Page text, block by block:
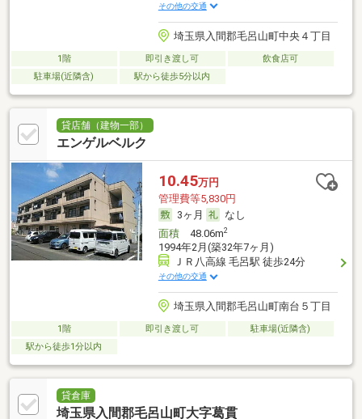
その他の交通
埼玉県入間郡毛呂山町中央４丁目
1階 即引き渡し可
飲食店可
駐車場(近隣含)
駅から徒歩5分以内
貸店舗（建物一部）
エンゲルベルク
10.45万円
管理費等5,830円
3ヶ月
なし
面積48.06m2
1994年2月(築32年7ヶ月)
ＪＲ八高線 毛呂駅 徒歩24分
その他の交通
埼玉県入間郡毛呂山町南台５丁目
1階 即引き渡し可
駐車場(近隣含)
駅から徒歩1分以内
貸倉庫
埼玉県入間郡毛呂山町大字葛貫